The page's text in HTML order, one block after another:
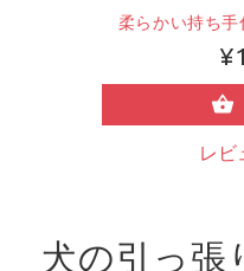
柔らかい持ち手
レビ
犬の引っ張